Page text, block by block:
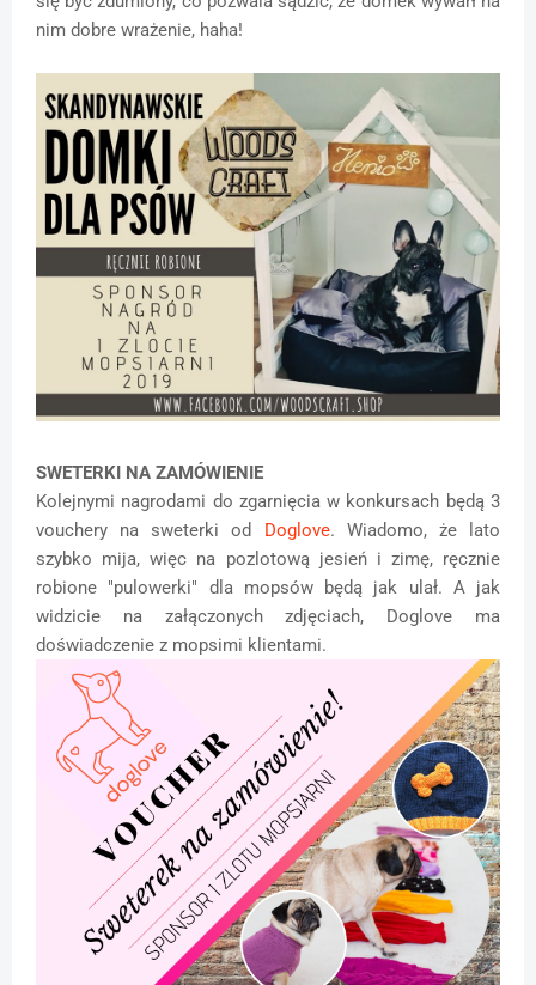
nim dobre wrażenie, haha!
SWETERKI NA ZAMÓWIENIE
Kolejnymi nagrodami do zgarnięcia w konkursach będą 3
vouchery na sweterki od Doglove. Wiadomo, że lato
szybko mija, więc na pozlotową jesień i zimę, ręcznie
robione "pulowerki" dla mopsów będą jak ulał. A jak
widzicie na załączonych zdjęciach, Doglove ma
doświadczenie z mopsimi klientami.